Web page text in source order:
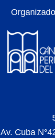
Av. Cuba